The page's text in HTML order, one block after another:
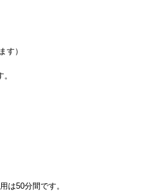
）
は50分間です。